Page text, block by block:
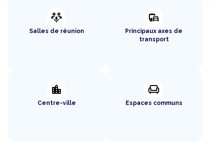
adaptive_audio_mic
Salles de réunion
commute
Principaux axes de
transport
location_city
Centre-ville
chair
Espaces communs